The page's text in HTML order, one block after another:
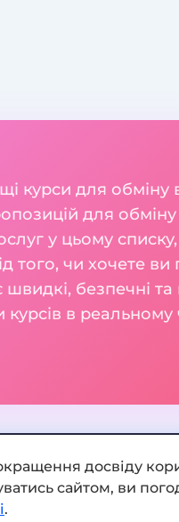
курси для
для обміну
у цьому
того, чи хочете ви
безпечні та
в реальному
обмінник
досвіду
сайтом, ви
.